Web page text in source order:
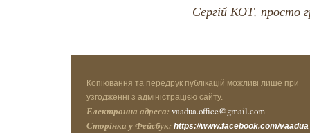
Сергій КОТ, просто
Копіювання та передрук публікацій можливі лише при
узгодженні з адміністрацією сайту.
Електронна адреса: vaadua.office@gmail.com
Сторінка у Фейсбук: https://www.facebook.com/vaadua